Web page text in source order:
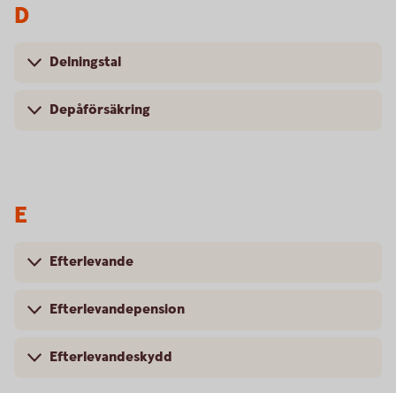
D
Delningstal
Depåförsäkring
E
Efterlevande
Efterlevandepension
Efterlevandeskydd